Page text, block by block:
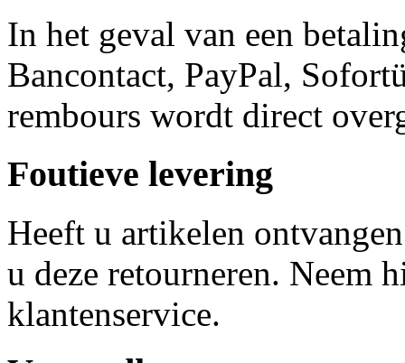
In het geval van een
Bancontact, PayPal,
rembours wordt direct
Foutieve levering
Heeft u artikelen
u deze retourneren. Neem
klantenservice.